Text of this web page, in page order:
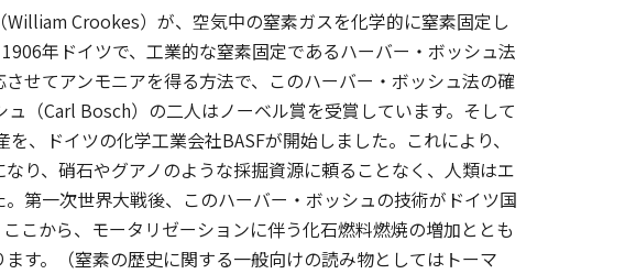
Crookes）が、空気中の窒素ガスを化学的に窒素固定し
年ドイツで、工業的な窒素固定であるハーバー・ボッシュ法
せてアンモニアを得る方法で、このハーバー・ボッシュ法の確
（Carl Bosch）の二人はノーベル賞を受賞しています。そして
、ドイツの化学工業会社BASFが開始しました。これにより、
り、硝石やグアノのような採掘資源に頼ることなく、人類はエ
第一次世界大戦後、このハーバー・ボッシュの技術がドイツ国
こから、モータリゼーションに伴う化石燃料燃焼の増加ととも
す。（窒素の歴史に関する一般向けの読み物としてはトーマ